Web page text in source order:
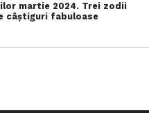
martie 2024. Trei zodii
câștiguri fabuloase